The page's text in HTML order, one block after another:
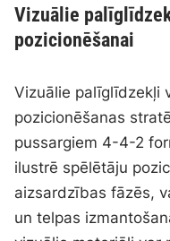
Vizuālie
pozicionēšanai
Vizuālie palīglīdzekļi
pozicionēšanas
pussargiem 4-4-2
ilustrē spēlētāju
aizsardzības fāzēs,
un telpas